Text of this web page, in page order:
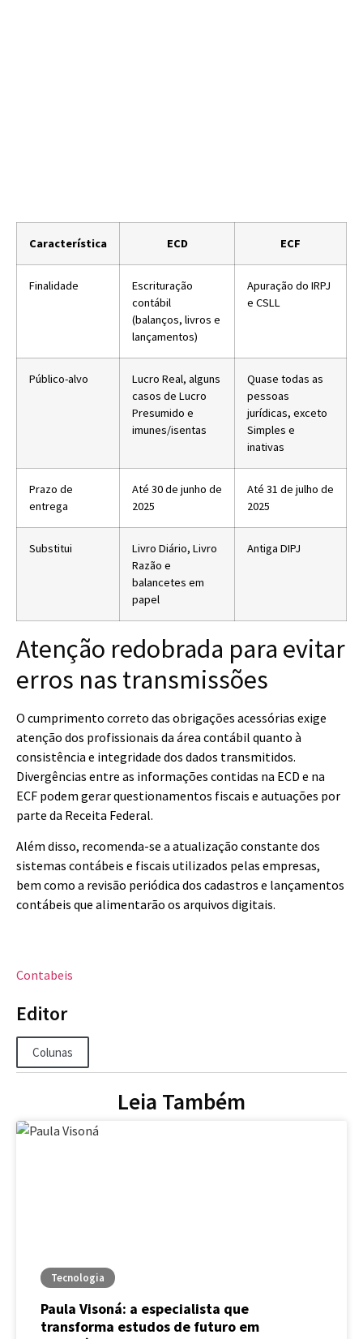
Característica ECD ECF
Finalidade
Escrituração
contábil
(balanços, livros e
lançamentos)
Apuração do IRPJ
e CSLL
Público-alvo
Lucro Real, alguns
casos de Lucro
Presumido e
imunes/isentas
Quase todas as
pessoas
jurídicas, exceto
Simples e
inativas
Prazo de
entrega
Até 30 de junho de
2025
Até 31 de julho de
2025
Substitui
Livro Diário, Livro
Razão e
balancetes em
papel
Antiga DIPJ
Atenção redobrada para evitar
erros nas transmissões
O cumprimento correto das obrigações acessórias exige
atenção dos profissionais da área contábil quanto à
consistência e integridade dos dados transmitidos.
Divergências entre as informações contidas na ECD e na
ECF podem gerar questionamentos fiscais e autuações por
parte da Receita Federal.
Além disso, recomenda-se a atualização constante dos
sistemas contábeis e fiscais utilizados pelas empresas,
bem como a revisão periódica dos cadastros e lançamentos
contábeis que alimentarão os arquivos digitais.
Contabeis
Editor
Colunas
Leia Também
Tecnologia
Paula Visoná: a especialista que
transforma estudos de futuro em